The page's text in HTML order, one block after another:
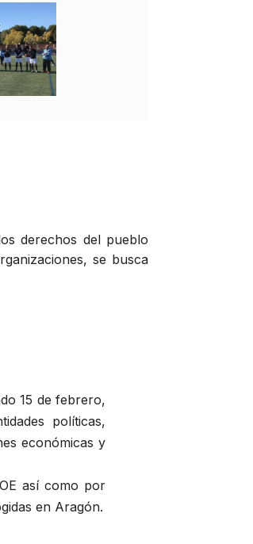
derechos del pueblo
se busca
15 de febrero,
políticas,
económicas y
así como por
en Aragón.